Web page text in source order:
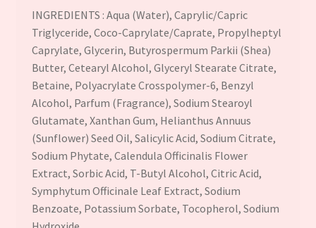
INGREDIENTS : Aqua (Water), Caprylic/Capric
Triglyceride, Coco-Caprylate/Caprate, Propylheptyl
Caprylate, Glycerin, Butyrospermum Parkii (Shea)
Butter, Cetearyl Alcohol, Glyceryl Stearate Citrate,
Betaine, Polyacrylate Crosspolymer-6, Benzyl
Alcohol, Parfum (Fragrance), Sodium Stearoyl
Glutamate, Xanthan Gum, Helianthus Annuus
(Sunflower) Seed Oil, Salicylic Acid, Sodium Citrate,
Sodium Phytate, Calendula Officinalis Flower
Extract, Sorbic Acid, T-Butyl Alcohol, Citric Acid,
Symphytum Officinale Leaf Extract, Sodium
Benzoate, Potassium Sorbate, Tocopherol, Sodium